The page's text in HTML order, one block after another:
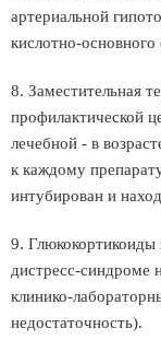
артериальной
кислотно-основного
8. Заместительная
профилактической
лечебной - в
к каждому
интубирован и
9. Глюкокортикоиды
дистресс-синдроме
клинико-
недостаточность).